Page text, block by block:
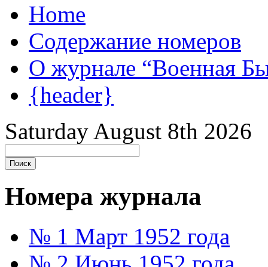
Home
Содержание номеров
О журнале “Военная
{header}
Saturday August 8th 2026
Номера журнала
№ 1 Март 1952 года